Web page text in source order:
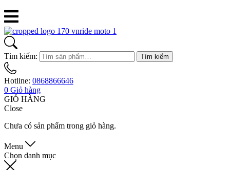
Tìm kiếm: Tìm kiếm
Hotline: 0868866646
0 Giỏ hàng
GIỎ HÀNG
Close
Chưa có sản phẩm trong giỏ hàng.
Menu
Chọn danh mục